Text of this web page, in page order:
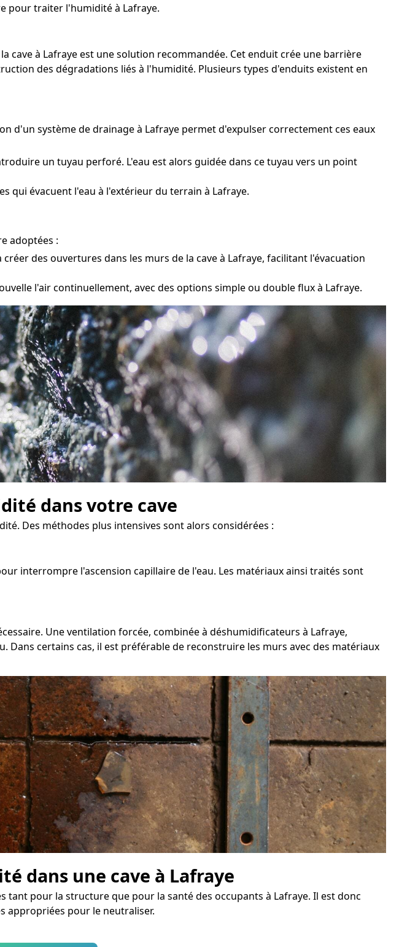
pour traiter l'humidité à Lafraye.
à Lafraye est une solution recommandée. Cet enduit crée une barrière
des dégradations liés à l'humidité. Plusieurs types d'enduits existent en
d'un système de drainage à Lafraye permet d'expulser correctement ces eaux
un tuyau perforé. L'eau est alors guidée dans ce tuyau vers un point
qui évacuent l'eau à l'extérieur du terrain à Lafraye.
adoptées :
des ouvertures dans les murs de la cave à Lafraye, facilitant l'évacuation
l'air continuellement, avec des options simple ou double flux à Lafraye.
dans votre cave
Des méthodes plus intensives sont alors considérées :
interrompre l'ascension capillaire de l'eau. Les matériaux ainsi traités sont
Une ventilation forcée, combinée à déshumidificateurs à Lafraye,
certains cas, il est préférable de reconstruire les murs avec des matériaux
dans une cave à Lafraye
pour la structure que pour la santé des occupants à Lafraye. Il est donc
appropriées pour le neutraliser.